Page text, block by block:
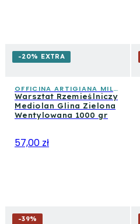
-20% EXTRA
OFFICINA ARTIGIANA MILANO
Warsztat Rzemieślniczy
Mediolan Glina Zielona
Wentylowana 1000 gr
57,00 zł
-39%